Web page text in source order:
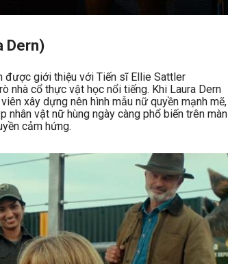
Dern)
được giới thiệu với Tiến sĩ Ellie Sattler
nhà cổ thực vật học nổi tiếng. Khi Laura Dern
xây dựng nên hình mẫu nữ quyền mạnh mẽ,
vật nữ hùng ngày càng phổ biến trên màn
cảm hứng.